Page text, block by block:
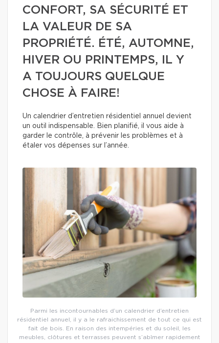
CONFORT, SA SÉCURITÉ ET
LA VALEUR DE SA
PROPRIÉTÉ. ÉTÉ, AUTOMNE,
HIVER OU PRINTEMPS, IL Y
A TOUJOURS QUELQUE
CHOSE À FAIRE!
Un calendrier d’entretien résidentiel annuel devient
un outil indispensable. Bien planifié, il vous aide à
garder le contrôle, à prévenir les problèmes et à
étaler vos dépenses sur l’année.
Parmi les incontournables d’un calendrier d’entretien
résidentiel annuel, il y a le rafraichissement de tout ce qui est
fait de bois. En raison des intempéries et du soleil, les
meubles, clôtures et terrasses peuvent s’abîmer rapidement